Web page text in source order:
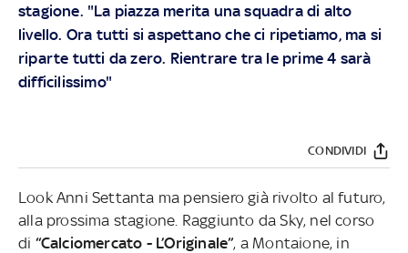
stagione. "La piazza merita una squadra di alto
livello. Ora tutti si aspettano che ci ripetiamo, ma si
riparte tutti da zero. Rientrare tra le prime 4 sarà
difficilissimo"
CONDIVIDI
Look Anni Settanta ma pensiero già rivolto al futuro,
alla prossima stagione. Raggiunto da Sky, nel corso
di “Calciomercato - L’Originale”, a Montaione, in